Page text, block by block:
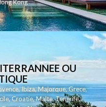
Kong
OU
,Ibiza,Majorque,Grece,
,Croatie,Malte,Tenerife,